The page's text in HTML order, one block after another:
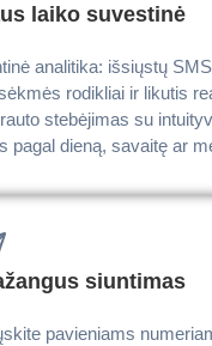
laiko suvestinė
analitika: išsiųstų SMS
rodikliai ir likutis
stebėjimas su
pagal dieną, savaitę ar
siuntimas
pavieniams